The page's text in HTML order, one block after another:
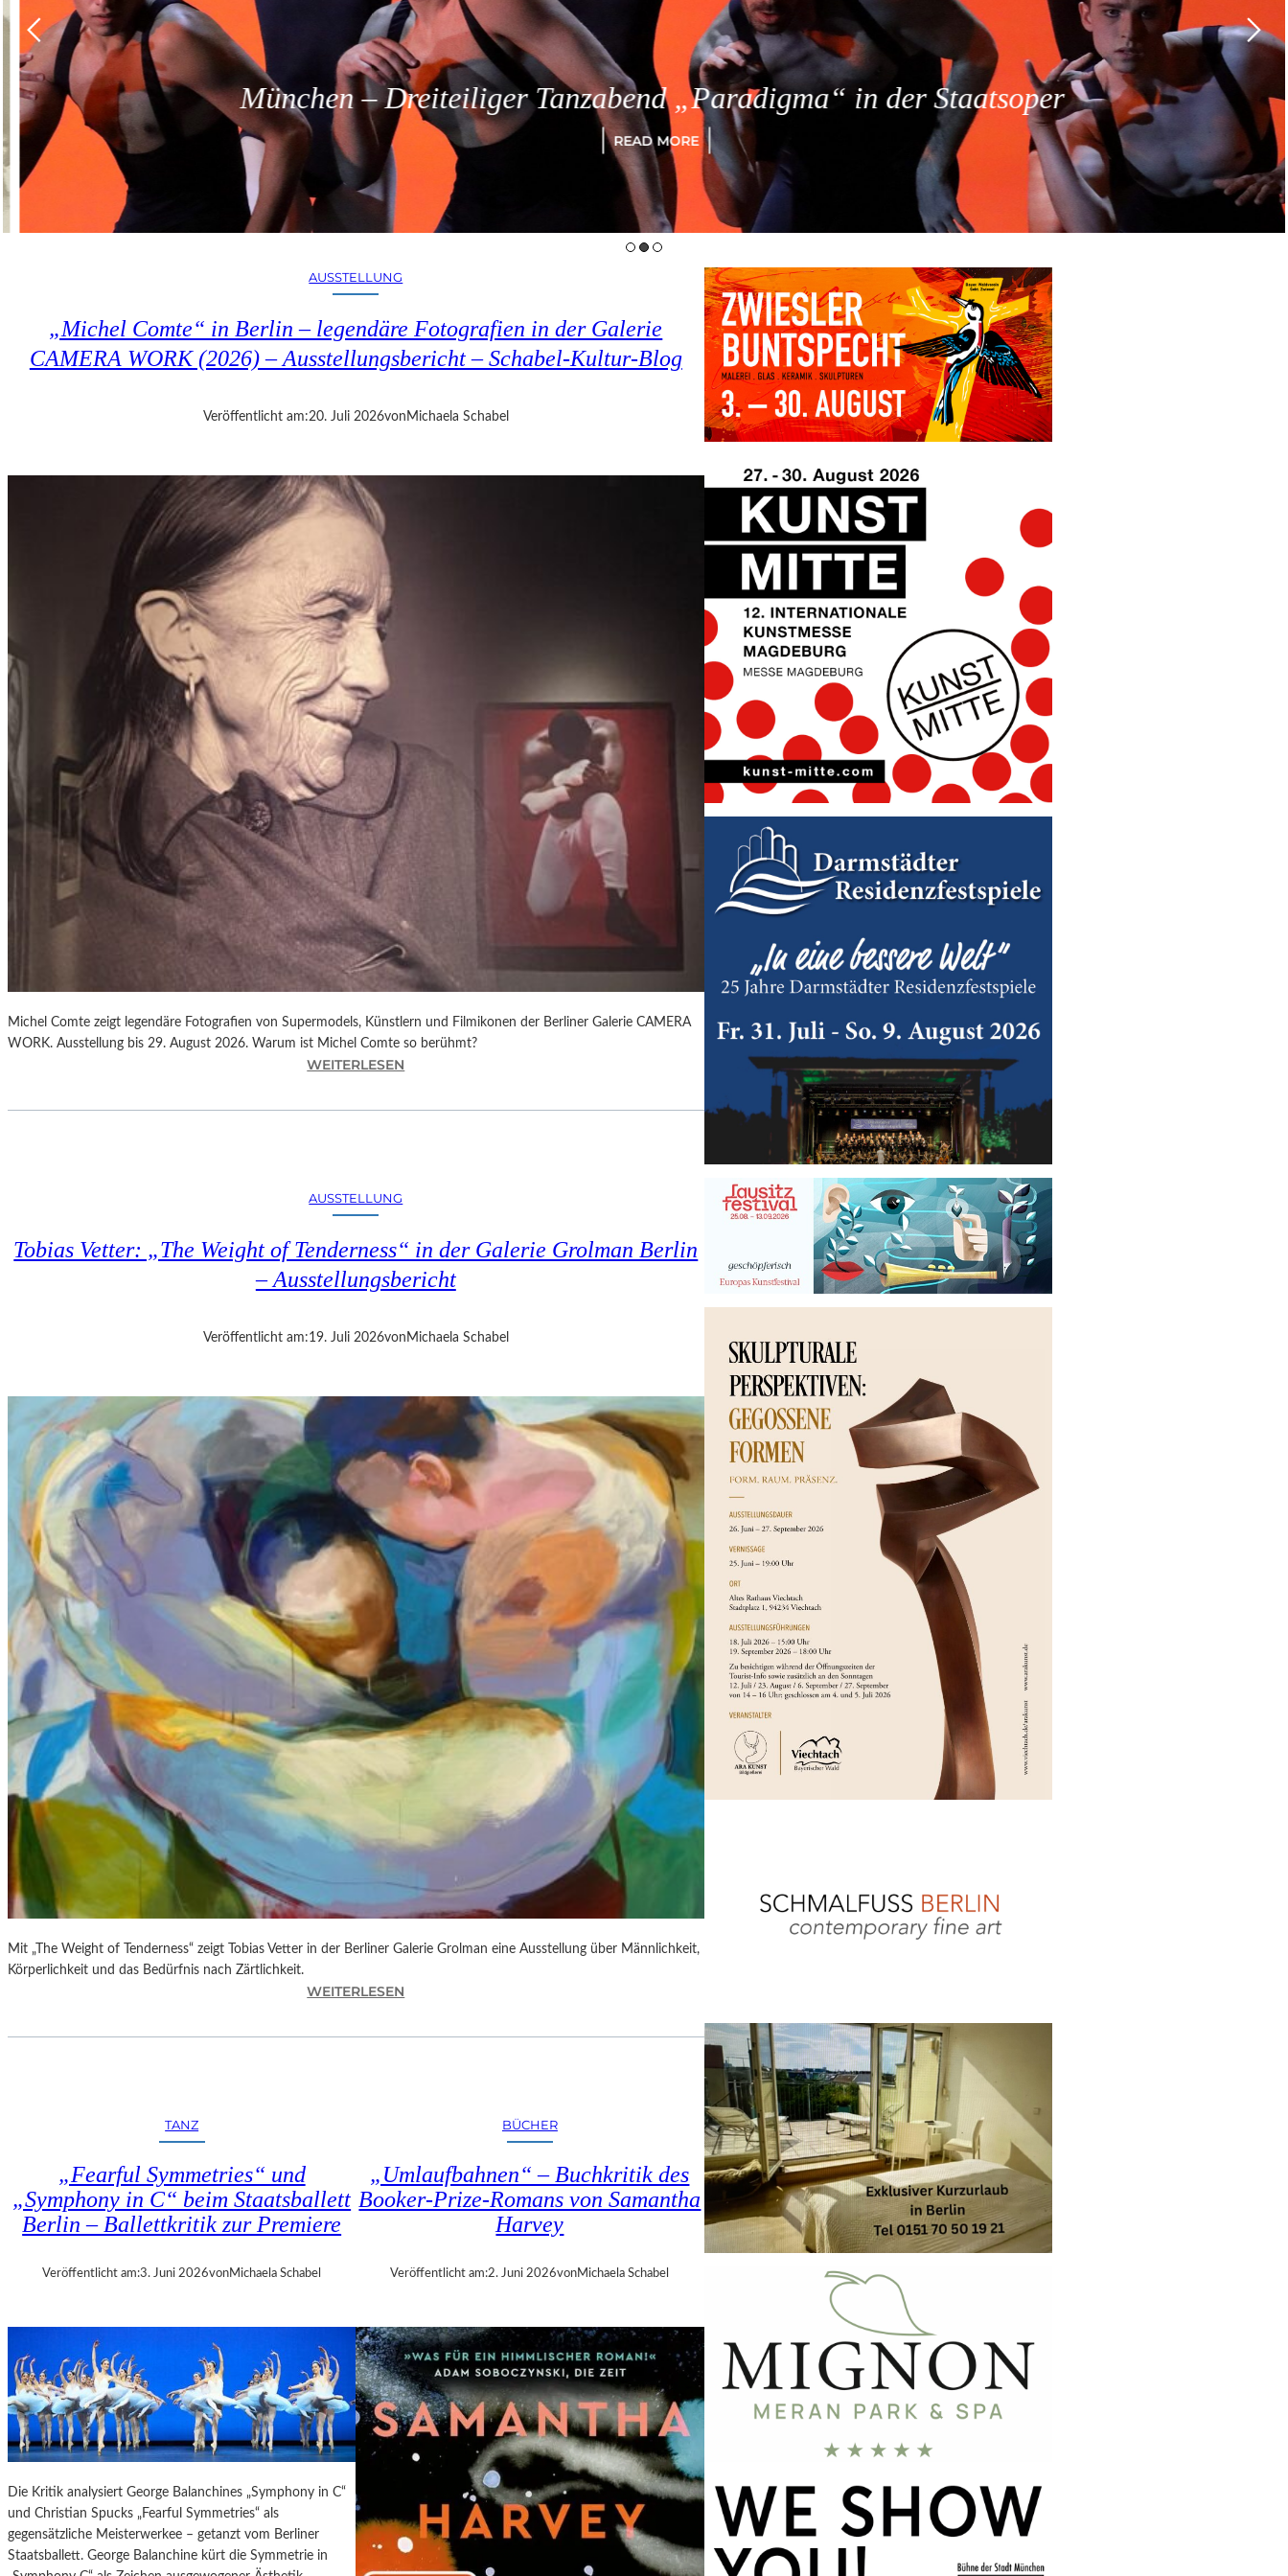
München – Dreiteiliger Tanzabend „Paradigma“ in der Staatsoper
READ MORE
AUSSTELLUNG
„Michel Comte“ in Berlin – legendäre Fotografien in der Galerie
CAMERA WORK (2026) – Ausstellungsbericht – Schabel-Kultur-Blog
Veröffentlicht am:20. Juli 2026von Michaela Schabel
Michel Comte zeigt legendäre Fotografien von Supermodels, Künstlern und Filmikonen der Berliner Galerie CAMERA
WORK. Ausstellung bis 29. August 2026. Warum ist Michel Comte so berühmt?
WEITERLESEN
M
O
M
T
“
B
R
L
I
L
E
D
Ä
R
E
F
O
T
R
F
N
E
I
E
M
A
W
O
R
K
(
2
6
)
–
AUSSTELLUNG
Tobias Vetter: „The Weight of Tenderness“ in der Galerie Grolman Berlin
– Ausstellungsbericht
Veröffentlicht am:19. Juli 2026von Michaela Schabel
Mit „The Weight of Tenderness“ zeigt Tobias Vetter in der Berliner Galerie Grolman eine Ausstellung über Männlichkeit,
Körperlichkeit und das Bedürfnis nach Zärtlichkeit.
WEITERLESEN
O
T
T
H
E
W
E
I
G
H
F
T
E
TANZ
„Fearful Symmetries“ und
„Symphony in C“ beim Staatsballett
Berlin – Ballettkritik zur Premiere
Veröffentlicht am:3. Juni 2026vonMichaela Schabel
Die Kritik analysiert George Balanchines „Symphony in C“
und Christian Spucks „Fearful Symmetries“ als
gegensätzliche Meisterwerkee – getanzt vom Berliner
Staatsballett. George Balanchine kürt die Symmetrie in
BÜCHER
„Umlaufbahnen“ – Buchkritik des
Booker-Prize-Romans von Samantha
Harvey
Veröffentlicht am:2. Juni 2026vonMichaela Schabel